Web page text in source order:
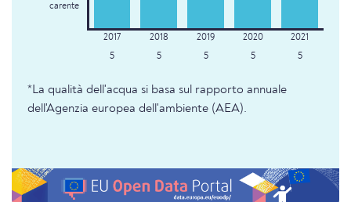
carente
5 5 5 5 5
*La qualità dell'acqua si basa sul rapporto annuale
dell'Agenzia europea dell'ambiente (AEA).